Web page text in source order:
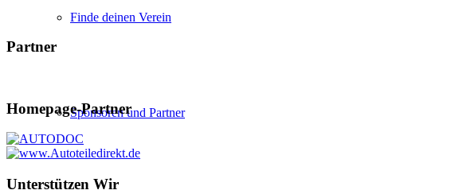
Finde deinen Verein
Sponsoren und Partner
Partner
Homepage-Partner
Unterstützen Wir